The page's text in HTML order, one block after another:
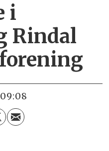
i
Rindal